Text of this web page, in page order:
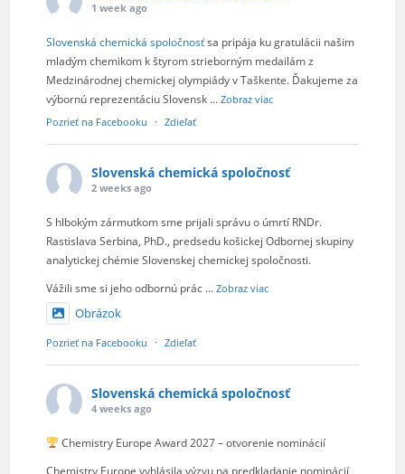
1 week ago
Slovenská chemická spoločnosťsa pripája ku gratulácii našim
mladým chemikom k štyrom strieborným medailám z
Medzinárodnej chemickej olympiády v Taškente. Ďakujeme za
výbornú reprezentáciu Slovensk ...Zobraz viac
Pozrieť na Facebooku
· Zdieľať
Slovenská chemická spoločnosť
2 weeks ago
S hlbokým zármutkom sme prijali správu o úmrtí RNDr.
Rastislava Serbina, PhD., predsedu košickej Odbornej skupiny
analytickej chémie Slovenskej chemickej spoločnosti.
Vážili sme si jeho odbornú prác ...Zobraz viac
Obrázok
Pozrieť na Facebooku · Zdieľať
Slovenská chemická spoločnosť
4 weeks ago
Chemistry Europe Award 2027 – otvorenie nominácií
Chemistry Europe vyhlásila výzvu na predkladanie nominácií